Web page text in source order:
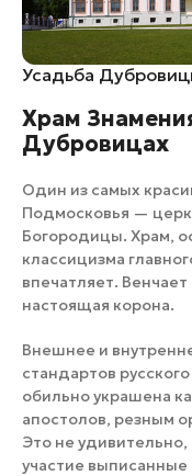
​Усадьба
Храм
Дубровицах
Один из самых
Подмосковья —
Богородицы. Храм,
классицизма
впечатляет.
настоящая корона.
Внешнее и
стандартов
обильно украшена
апостолов, резным
Это не
участие выписанные